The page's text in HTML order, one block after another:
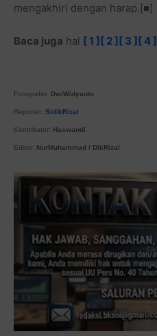
mengakhiri dengan harap.[■]
Baca juga hal [ 1 ][ 2 ][ 3 ][ 4 ]
Fotografer: DwiWidyanto
Reporter: SidikRizal
Kontributor: Haswandi
Editor: NurMuhammad / DikRizal